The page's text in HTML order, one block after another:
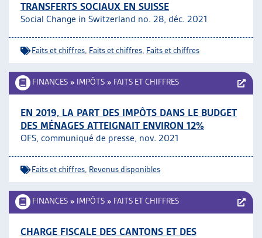
TRANSFERTS SOCIAUX EN SUISSE
Social Change in Switzerland no. 28, déc. 2021
Faits et chiffres Faits et chiffres Faits et chiffres
FINANCES » IMPÔTS » FAITS ET CHIFFRES
EN 2019, LA PART DES IMPÔTS DANS LE BUDGET
DES MÉNAGES ATTEIGNAIT ENVIRON 12%
OFS, communiqué de presse, nov. 2021
Faits et chiffres Revenus disponibles
FINANCES » IMPÔTS » FAITS ET CHIFFRES
CHARGE FISCALE DES CANTONS ET DES